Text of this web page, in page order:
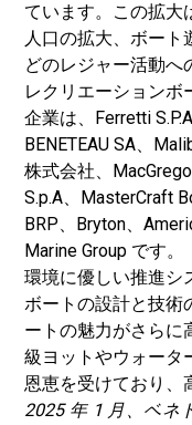
ています。この拡大
人口の拡大、ボート
どのレジャー活動へ
レクリエーションボ
企業は、Ferretti
BENETEAU SA、
株式会社、
S.p.A、MasterCraft
BRP、Bryton、
Marine Group です。
環境に優しい推進シ
ボートの設計と技術
ートの魅力がさらに
級ヨットやウォータ
恩恵を受けており、
2025 年 1 月、ベネ